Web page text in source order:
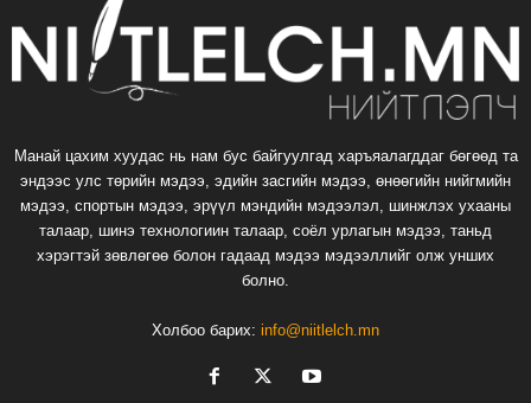
Манай цахим хуудас нь нам бус байгуулгад харъяалагддаг бөгөөд та
эндээс улс төрийн мэдээ, эдийн засгийн мэдээ, өнөөгийн нийгмийн
мэдээ, спортын мэдээ, эрүүл мэндийн мэдээлэл, шинжлэх ухааны
талаар, шинэ технологиин талаар, соёл урлагын мэдээ, таньд
хэрэгтэй зөвлөгөө болон гадаад мэдээ мэдээллийг олж унших
болно.
Холбоо барих: info@niitlelch.mn